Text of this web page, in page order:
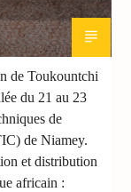
de Toukountchi
du 21 au 23
de
de Niamey.
et distribution
africain :